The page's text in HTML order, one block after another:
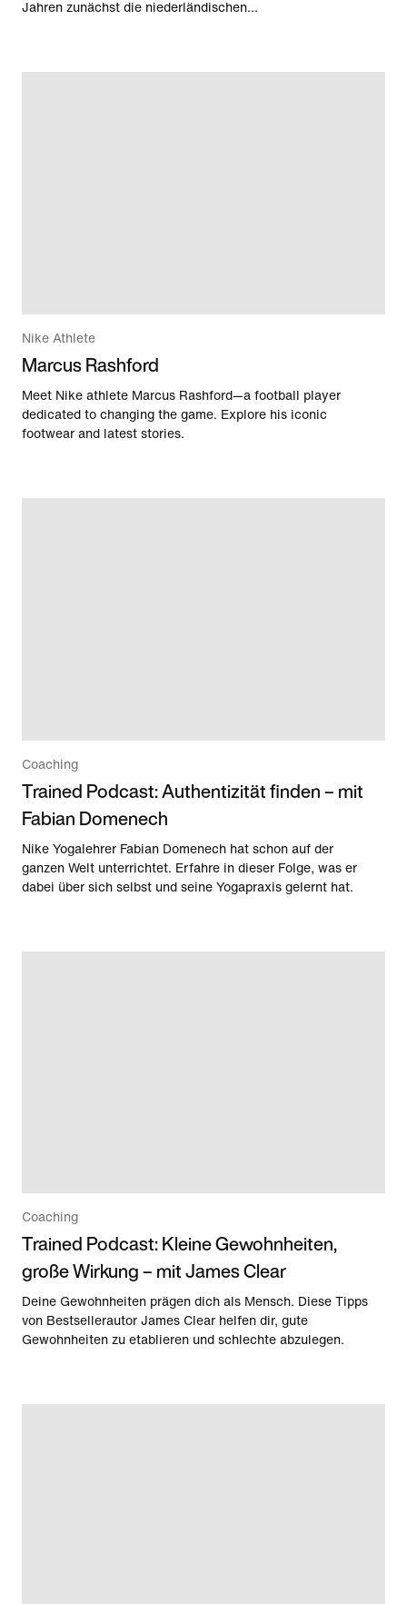
Jahren zunächst die niederländischen...
Nike Athlete
Marcus Rashford
Meet Nike athlete Marcus Rashford—a football player
dedicated to changing the game. Explore his iconic
footwear and latest stories.
Coaching
Trained Podcast: Authentizität finden – mit
Fabian Domenech
Nike Yogalehrer Fabian Domenech hat schon auf der
ganzen Welt unterrichtet. Erfahre in dieser Folge, was er
dabei über sich selbst und seine Yogapraxis gelernt hat.
Coaching
Trained Podcast: Kleine Gewohnheiten,
große Wirkung – mit James Clear
Deine Gewohnheiten prägen dich als Mensch. Diese Tipps
von Bestsellerautor James Clear helfen dir, gute
Gewohnheiten zu etablieren und schlechte abzulegen.